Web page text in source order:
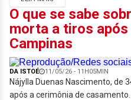
O que se sabe
morta a tiros
Campinas
DA ISTOÉ 11/05/26 - 11H05MIN
Nájylla Duenas Nascimento, de
após a cerimônia de